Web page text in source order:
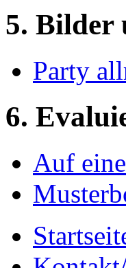
5. Bilder
Party
6.
Auf